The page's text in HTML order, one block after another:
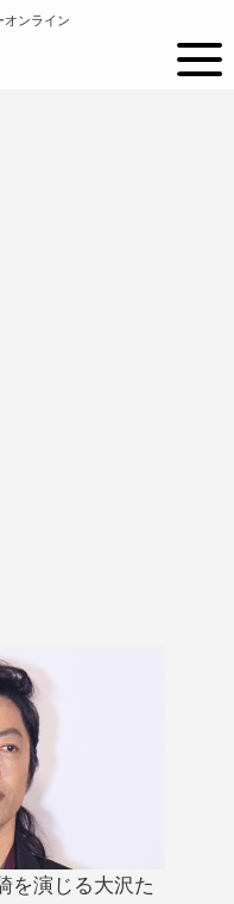
オンライン
を演じる大沢た